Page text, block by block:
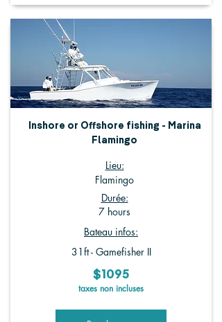
Inshore or Offshore fishing - Marina
Flamingo
Lieu:
Flamingo
Durée:
7 hours
Bateau infos:
31ft - Gamefisher II
$1095
taxes non incluses